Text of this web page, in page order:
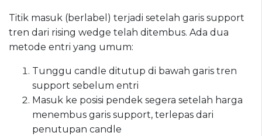
Titik masuk (berlabel) terjadi setelah garis support
tren dari rising wedge telah ditembus. Ada dua
metode entri yang umum:
Tunggu candle ditutup di bawah garis tren
support sebelum entri
Masuk ke posisi pendek segera setelah harga
menembus garis support, terlepas dari
penutupan candle